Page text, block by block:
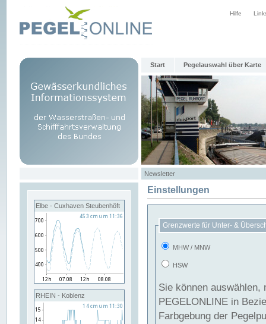
Hilfe
Start Pegelauswahl über Karte
Newsletter
Elbe - Cuxhaven Steubenhöft
RHEIN - Koblenz
Einstellungen
Grenzwerte für Unter- &
MHW / MNW
HSW
Sie können
PEGELONLINE in Beziehung
Farbgebung der